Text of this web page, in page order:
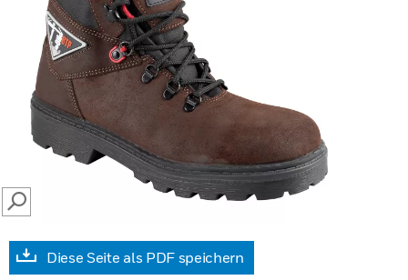
SEARCH
Diese Seite als PDF speichern